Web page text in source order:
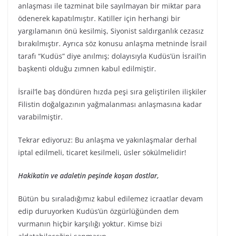
anlaşması ile tazminat bile sayılmayan bir miktar para
ödenerek kapatılmıştır. Katiller için herhangi bir
yargılamanın önü kesilmiş, Siyonist saldırganlık cezasız
bırakılmıştır. Ayrıca söz konusu anlaşma metninde İsrail
tarafı “Kudüs” diye anılmış; dolayısıyla Kudüs’ün İsrail’in
başkenti olduğu zımnen kabul edilmiştir.
İsrail’le baş döndüren hızda peşi sıra geliştirilen ilişkiler
Filistin doğalgazının yağmalanması anlaşmasına kadar
varabilmiştir.
Tekrar ediyoruz: Bu anlaşma ve yakınlaşmalar derhal
iptal edilmeli, ticaret kesilmeli, üsler sökülmelidir!
Hakikatin ve adaletin peşinde koşan dostlar,
Bütün bu sıraladığımız kabul edilemez icraatlar devam
edip duruyorken Kudüs’ün özgürlüğünden dem
vurmanın hiçbir karşılığı yoktur. Kimse bizi